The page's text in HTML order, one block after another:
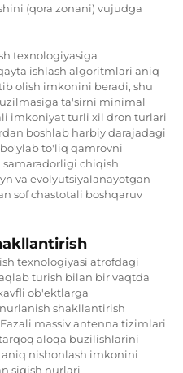
(qora zonani) vujudga
texnologiyasiga
ishlash algoritmlari aniq
olish imkonini beradi, shu
ta'sirni minimal
imkoniyat turli xil dron turlari
boshlab harbiy darajadagi
to'liq qamrovni
chiqish
va evolyutsiyalanayotgan
sof chastotali boshqaruv
texnologiyasi atrofdagi
turish bilan bir vaqtda
ob'ektlarga
shakllantirish
massiv antenna tizimlari
aloqa buzilishlarini
nishonlash imkonini
siqish nurlari